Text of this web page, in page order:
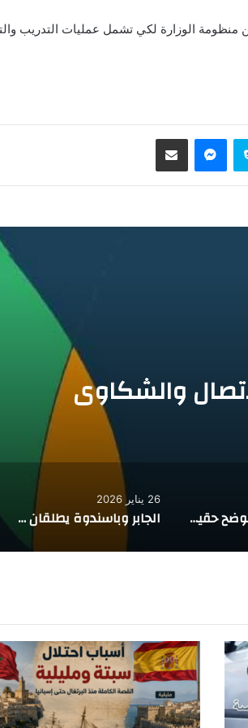
الوزارة لكي تشمل عمليات التدريب
سكايب ماسنجر مشاركة عبر البريد
والشكاوى
منصة سكني توضح حقيقة وجود وحدات سكنية بقسط 800 ريال في المملكة السعودية
26 يناير 2026
الجابر وباسندوة يطلقان نداء السلام وإنقاذ الدولة اليمنية